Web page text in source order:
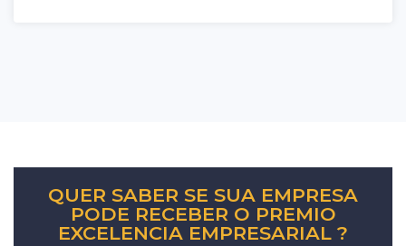
QUER SABER SE SUA EMPRESA
PODE RECEBER O PREMIO
EXCELENCIA EMPRESARIAL ?